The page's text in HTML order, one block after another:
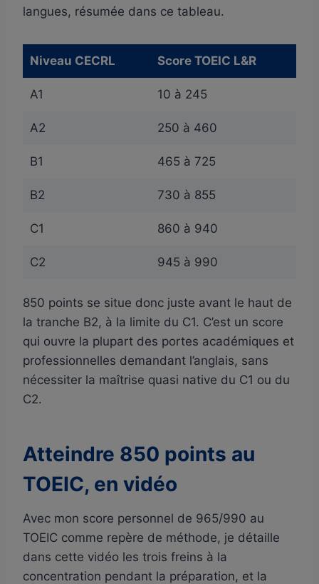
langues, résumée dans ce tableau.
Niveau CECRL Score TOEIC L&R
A1 10 à 245
A2 250 à 460
B1 465 à 725
B2 730 à 855
C1 860 à 940
C2 945 à 990
850 points se situe donc juste avant le haut de
la tranche B2, à la limite du C1. C’est un score
qui ouvre la plupart des portes académiques et
professionnelles demandant l’anglais, sans
nécessiter la maîtrise quasi native du C1 ou du
C2.
Atteindre 850 points au
TOEIC, en vidéo
Avec mon score personnel de 965/990 au
TOEIC comme repère de méthode, je détaille
dans cette vidéo les trois freins à la
concentration pendant la préparation, et la